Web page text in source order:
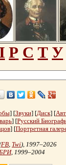
Р С Т У
] [Звуки] [Диск] [
] [Русский
] [Портретная
FB, Twi), 1997–2026
, 1999–2004